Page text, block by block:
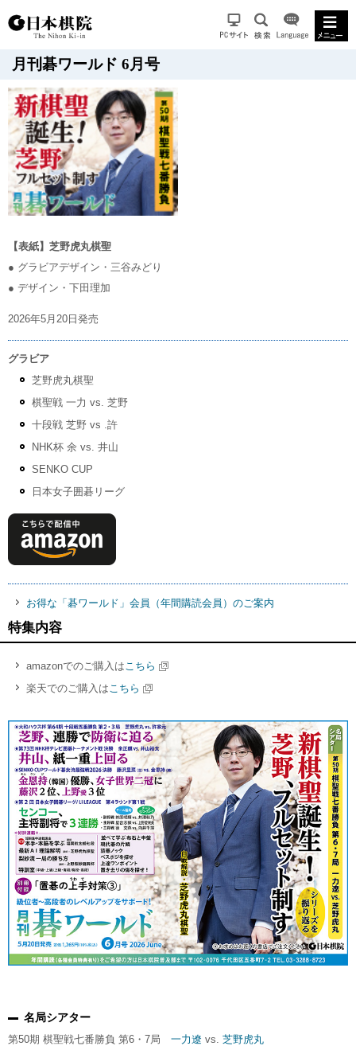
月刊碁ワールド 6月号
【表紙】芝野虎丸棋聖
● グラビアデザイン・三谷みどり
● デザイン・下田理加
2026年5月20日発売
グラビア
芝野虎丸棋聖
棋聖戦 一力 vs. 芝野
十段戦 芝野 vs .許
NHK杯 余 vs. 井山
SENKO CUP
日本女子囲碁リーグ
お得な「碁ワールド」会員（年間購読会員）のご案内
特集内容
amazonでのご購入は こちら
楽天でのご購入は こちら
名局シアター
第50期 棋聖戦七番勝負 第6・7局 一力遼 vs. 芝野虎丸